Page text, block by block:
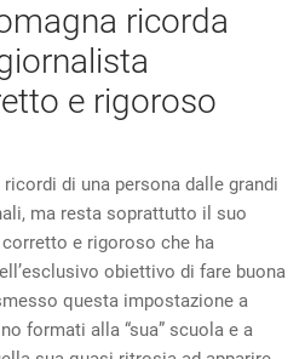
ricorda
e rigoroso
di una persona dalle grandi
ma resta soprattutto il suo
e rigoroso che ha
obiettivo di fare buona
questa impostazione a
formati alla “sua” scuola e a